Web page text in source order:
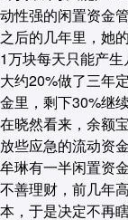
动性强的闲置资金管
之后的几年里，她
1万块每天只能产
大约20%做了三年
金里，剩下30%继
在晓然看来，余额
放些应急的流动资
牟琳有一半闲置资
不善理财，前几年
本，于是决定不再